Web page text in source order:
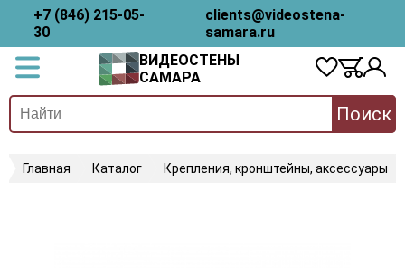
+7 (846) 215-05-
30
clients@videostena-
samara.ru
ВИДЕОСТЕНЫ
САМАРА
Поиск
Главная Каталог Крепления, кронштейны, аксессуары